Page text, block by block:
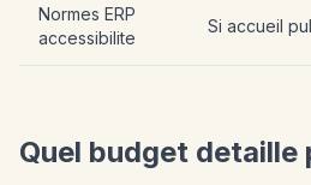
Normes ERP
accessibilite
Si accueil
Quel budget detaille